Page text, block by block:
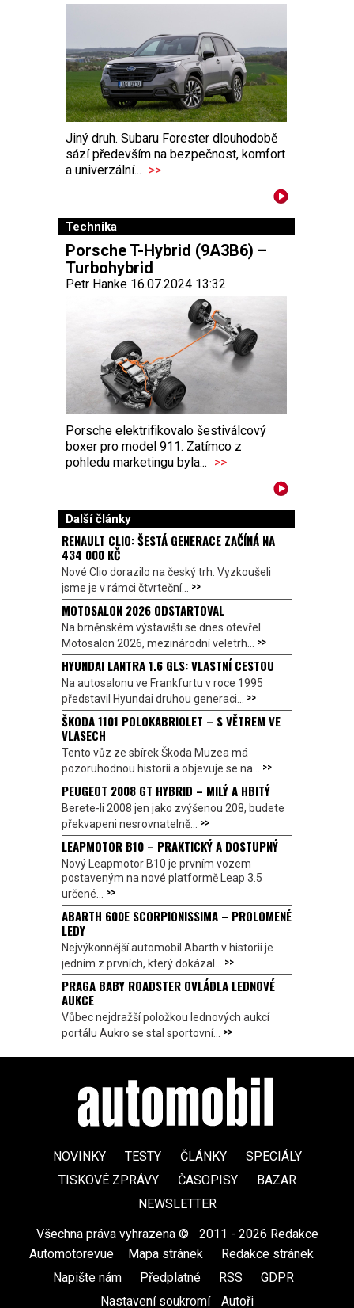
Jiný druh. Subaru Forester dlouhodobě
sází především na bezpečnost, komfort
a univerzální... >>
Technika
Porsche T-Hybrid (9A3B6) –
Turbohybrid
Petr Hanke 16.07.2024 13:32
Porsche elektrifikovalo šestiválcový
boxer pro model 911. Zatímco z
pohledu marketingu byla... >>
Další články
RENAULT CLIO: ŠESTÁ GENERACE ZAČÍNÁ NA
434 000 KČ
Nové Clio dorazilo na český trh. Vyzkoušeli
jsme je v rámci čtvrteční... >>
MOTOSALON 2026 ODSTARTOVAL
Na brněnském výstavišti se dnes otevřel
Motosalon 2026, mezinárodní veletrh... >>
HYUNDAI LANTRA 1.6 GLS: VLASTNÍ CESTOU
Na autosalonu ve Frankfurtu v roce 1995
představil Hyundai druhou generaci... >>
ŠKODA 1101 POLOKABRIOLET – S VĚTREM VE
VLASECH
Tento vůz ze sbírek Škoda Muzea má
pozoruhodnou historii a objevuje se na... >>
PEUGEOT 2008 GT HYBRID – MILÝ A HBITÝ
Berete-li 2008 jen jako zvýšenou 208, budete
překvapeni nesrovnatelně... >>
LEAPMOTOR B10 – PRAKTICKÝ A DOSTUPNÝ
Nový Leapmotor B10 je prvním vozem
postaveným na nové platformě Leap 3.5
určené... >>
ABARTH 600E SCORPIONISSIMA – PROLOMENÉ
LEDY
Nejvýkonnější automobil Abarth v historii je
jedním z prvních, který dokázal... >>
PRAGA BABY ROADSTER OVLÁDLA LEDNOVÉ
AUKCE
Vůbec nejdražší položkou lednových aukcí
portálu Aukro se stal sportovní... >>
NOVINKY TESTY ČLÁNKY
SPECIÁLY
TISKOVÉ ZPRÁVY
ČASOPISY
BAZAR
NEWSLETTER
Všechna práva vyhrazena ©
2011 - 2026 Redakce
Automotorevue
Mapa stránek Redakce stránek
Napište nám
Předplatné RSS GDPR
Nastavení soukromí
Autoři